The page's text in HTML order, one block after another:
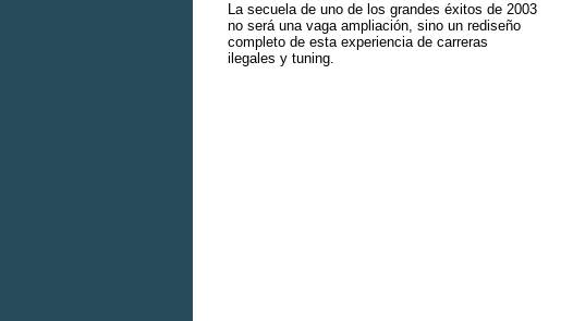
La secuela de uno de los grandes éxitos de 2003
no será una vaga ampliación, sino un rediseño
completo de esta experiencia de carreras
ilegales y tuning.